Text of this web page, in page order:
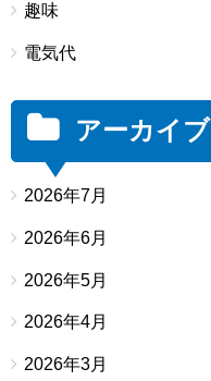
趣味
電気代
アーカイブ
2026年7月
2026年6月
2026年5月
2026年4月
2026年3月